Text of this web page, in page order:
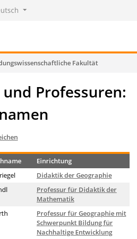
Fakultät
Professuren:
Einrichtung
Didaktik der Geographie
Professur für Didaktik der
Mathematik
Professur für Geographie mit
Schwerpunkt Bildung für
Nachhaltige Entwicklung